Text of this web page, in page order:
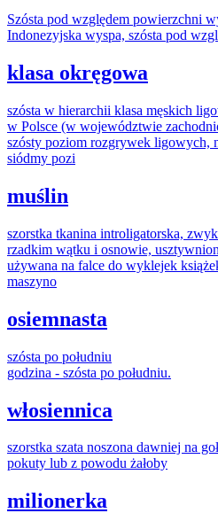
Szósta pod względem powierzchni
Indonezyjska wyspa, szósta pod
klasa okręgowa
szósta w hierarchii klasa męskich
w Polsce (w województwie
szósty poziom rozgrywek ligowych,
siódmy pozi
muślin
szorstka tkanina introligatorska,
rzadkim wątku i osnowie,
używana na falce do wyklejek
maszyno
osiemnasta
szósta po południu
godzina - szósta po południu.
włosiennica
szorstka szata noszona dawniej na
pokuty lub z powodu żałoby
milionerka